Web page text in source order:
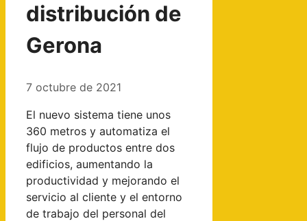
distribución de
Gerona
7 octubre de 2021
El nuevo sistema tiene unos
360 metros y automatiza el
flujo de productos entre dos
edificios, aumentando la
productividad y mejorando el
servicio al cliente y el entorno
de trabajo del personal del